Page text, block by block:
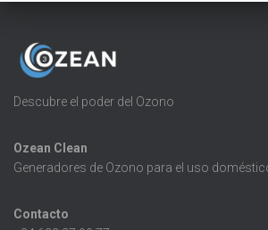
Descubre el poder del Ozono
Ozean Clean
Generadores de Ozono para el uso
Contacto